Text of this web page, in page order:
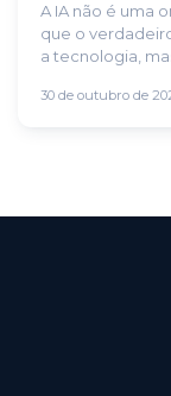
A IA não é uma
que o
a tecnologia,
30 de outubro de